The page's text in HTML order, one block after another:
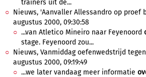
trainers uit de...
Nieuws, 'Aanvaller Allessandro op proef
augustus 2000, 09:30:58
...van Atletico Mineiro naar Feyenoord
stage. Feyenoord zou...
Nieuws, Vanmiddag oefenwedstrijd
augustus 2000, 09:19:49
...we later vandaag meer informatie